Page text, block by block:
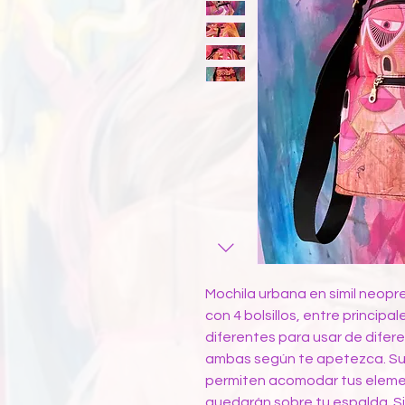
Mochila urbana en símil
con 4 bolsillos, entre
diferentes para usar de
ambas según te apetezca.
permiten acomodar tus